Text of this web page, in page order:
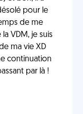
pour le
de me
VDM, je suis
ma vie XD
continuation
par là !